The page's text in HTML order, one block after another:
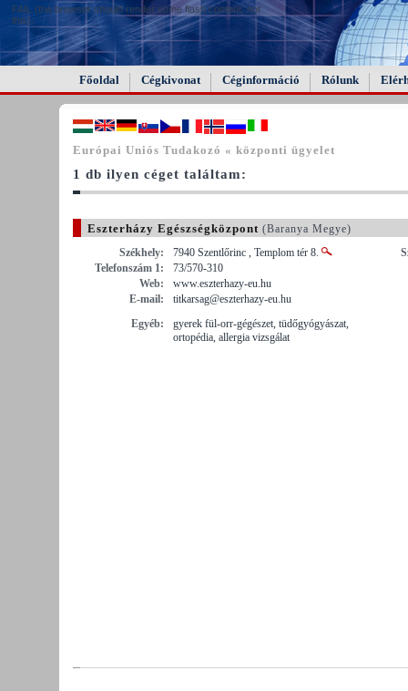
FAIL (the browser should render some flash content, not
this).
Főoldal Cégkivonat Céginformáció Rólunk
Európai Uniós Tudakozó « központi ügyelet
1 db ilyen céget találtam:
Eszterházy Egészségközpont (Baranya Megye)
Székhely:
7940 Szentlőrinc , Templom tér 8.
Telefonszám 1:
73/570-310
Web:
www.eszterhazy-eu.hu
E-mail:
titkarsag@eszterhazy-eu.hu
Egyéb:
gyerek fül-orr-gégészet, tüdőgyógyászat,
ortopédia, allergia vizsgálat